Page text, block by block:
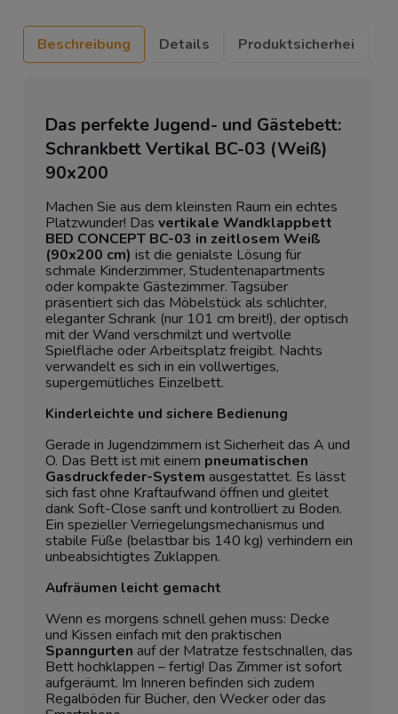
Beschreibung Details Produktsicherhei
Das perfekte Jugend- und Gästebett:
Schrankbett Vertikal BC-03 (Weiß)
90x200
Machen Sie aus dem kleinsten Raum ein echtes
Platzwunder! Das vertikale Wandklappbett
BED CONCEPT BC-03 in zeitlosem Weiß
(90x200 cm) ist die genialste Lösung für
schmale Kinderzimmer, Studentenapartments
oder kompakte Gästezimmer. Tagsüber
präsentiert sich das Möbelstück als schlichter,
eleganter Schrank (nur 101 cm breit!), der optisch
mit der Wand verschmilzt und wertvolle
Spielfläche oder Arbeitsplatz freigibt. Nachts
verwandelt es sich in ein vollwertiges,
supergemütliches Einzelbett.
Kinderleichte und sichere Bedienung
Gerade in Jugendzimmern ist Sicherheit das A und
O. Das Bett ist mit einem pneumatischen
Gasdruckfeder-System ausgestattet. Es lässt
sich fast ohne Kraftaufwand öffnen und gleitet
dank Soft-Close sanft und kontrolliert zu Boden.
Ein spezieller Verriegelungsmechanismus und
stabile Füße (belastbar bis 140 kg) verhindern ein
unbeabsichtigtes Zuklappen.
Aufräumen leicht gemacht
Wenn es morgens schnell gehen muss: Decke
und Kissen einfach mit den praktischen
Spanngurten auf der Matratze festschnallen, das
Bett hochklappen – fertig! Das Zimmer ist sofort
aufgeräumt. Im Inneren befinden sich zudem
Regalböden für Bücher, den Wecker oder das